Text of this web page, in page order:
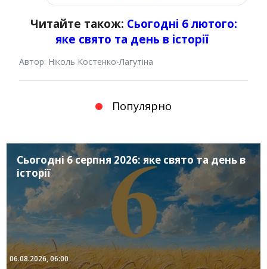
Читайте також: Сьогодні 6 лютого:
яке свято та день в історії
Автор: Ніколь Костенко-Лагутіна
Популярно
Сьогодні 6 серпня 2026: яке свято та день в
історії
06.08.2026, 06:00